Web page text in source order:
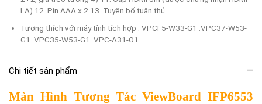
LA) 12. Pin AAA x 2 13. Tuyên bố tuân thủ
Tương thích với máy tính tích hợp : VPCF5-W33-G1 .VPC37-W53-
G1 .VPC35-W53-G1 .VPC-A31-O1
Chi tiết sản phẩm
Màn Hình Tương Tác ViewBoard IFP6553